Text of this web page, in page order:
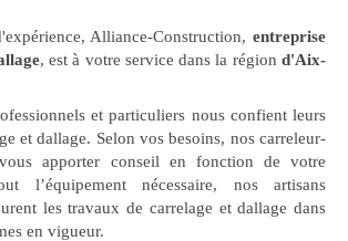
Alliance-Construction, entreprise
, est à votre service dans la région d'Aix-
et particuliers nous confient leurs
et dallage. Selon vos besoins, nos carreleur-
apporter conseil en fonction de votre
l’équipement nécessaire, nos artisans
les travaux de carrelage et dallage dans
en vigueur.